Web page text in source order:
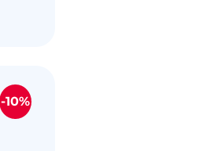
-10%